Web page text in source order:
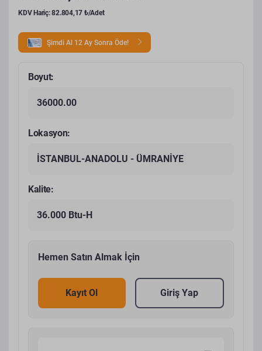
KDV Hariç: 82.804,17 ₺/Adet
Şimdi Al 12 Ay Sonra Öde!
Boyut:
36000.00
Lokasyon:
İSTANBUL-ANADOLU - ÜMRANİYE
Kalite:
36.000 Btu-H
Hemen Satın Almak İçin
Kayıt Ol Giriş Yap